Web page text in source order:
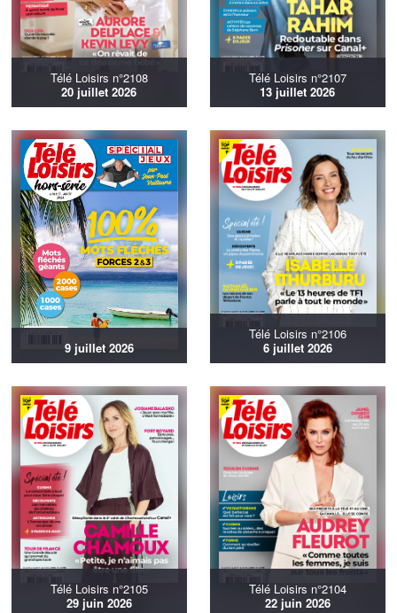
Télé Loisirs n°2108
20 juillet 2026
Télé Loisirs n°2107
13 juillet 2026
9 juillet 2026
Télé Loisirs n°2106
6 juillet 2026
Télé Loisirs n°2105
29 juin 2026
Télé Loisirs n°2104
22 juin 2026